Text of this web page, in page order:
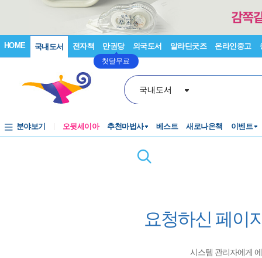
HOME 국내도서 전자책 만권당
첫달무료
외국도서 알라딘굿즈 온라인중고
국내도서
분야보기 오뒷세이아 추천마법사 베스트 새로나온책 이벤트
요청하신 페이
시스템 관리자에게